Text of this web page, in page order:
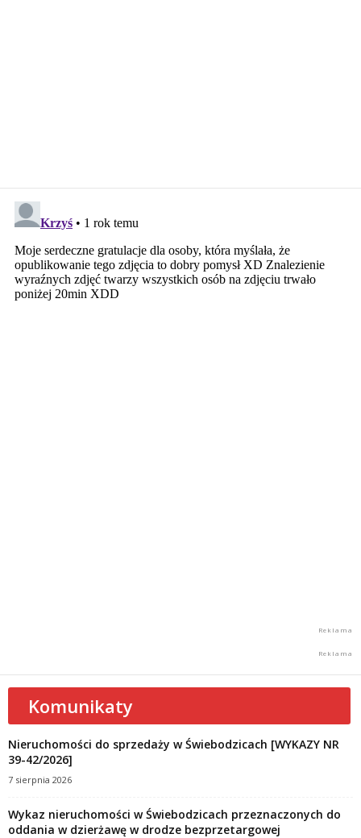
Komunikaty
Nieruchomości do sprzedaży w Świebodzicach [WYKAZY NR
39-42/2026]
7 sierpnia 2026
Wykaz nieruchomości w Świebodzicach przeznaczonych do
oddania w dzierżawę w drodze bezprzetargowej